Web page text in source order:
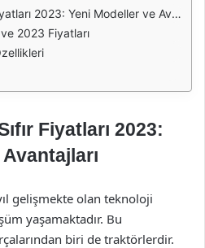
2023: Yeni Modeller ve Avantajları
2023 Fiyatları
Fiyatları 2023:
gelişmekte olan teknoloji
yaşamaktadır. Bu
biri de traktörlerdir.